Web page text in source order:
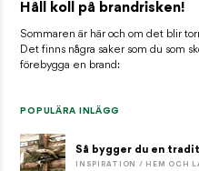
Håll koll på brandrisken!
Sommaren är här och om det blir
Det finns några saker som du som
förebygga en brand:
POPULÄRA INLÄGG
Så bygger du en
INSPIRATION / HEM OCH